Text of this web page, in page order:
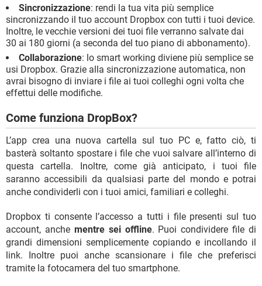
Sincronizzazione: rendi la tua vita più semplice
sincronizzando il tuo account Dropbox con tutti i tuoi device.
Inoltre, le vecchie versioni dei tuoi file verranno salvate dai
30 ai 180 giorni (a seconda del tuo piano di abbonamento).
Collaborazione: lo smart working diviene più semplice se
usi Dropbox. Grazie alla sincronizzazione automatica, non
avrai bisogno di inviare i file ai tuoi colleghi ogni volta che
effettui delle modifiche.
Come funziona DropBox?
L’app crea una nuova cartella sul tuo PC e, fatto ciò, ti
basterà soltanto spostare i file che vuoi salvare all’interno di
questa cartella. Inoltre, come già anticipato, i tuoi file
saranno accessibili da qualsiasi parte del mondo e potrai
anche condividerli con i tuoi amici, familiari e colleghi.
Dropbox ti consente l’accesso a tutti i file presenti sul tuo
account, anche mentre sei offline. Puoi condividere file di
grandi dimensioni semplicemente copiando e incollando il
link. Inoltre puoi anche scansionare i file che preferisci
tramite la fotocamera del tuo smartphone.